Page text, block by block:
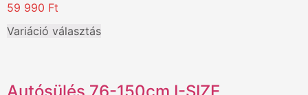
59 990 Ft
Variáció választás